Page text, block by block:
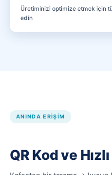
Üretiminizi optimize etmek için
edin
ANINDA ERIŞIM
QR Kod ve